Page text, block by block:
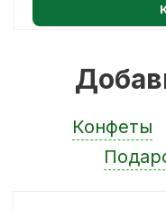
Конфеты